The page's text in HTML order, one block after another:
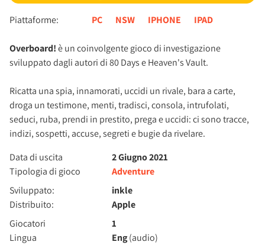
Piattaforme: PC NSW IPHONE IPAD
Overboard!è un coinvolgente gioco di investigazione
sviluppato dagli autori di 80 Days e Heaven's Vault.
Ricatta una spia, innamorati, uccidi un rivale, bara a carte,
droga un testimone, menti, tradisci, consola, intrufolati,
seduci, ruba, prendi in prestito, prega e uccidi: ci sono tracce,
indizi, sospetti, accuse, segreti e bugie da rivelare.
Data di uscita
2 Giugno 2021
Tipologia di gioco
Adventure
Sviluppato:
inkle
Distribuito:
Apple
Giocatori
1
Lingua
Eng(audio)